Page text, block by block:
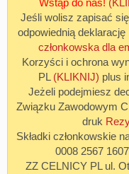
Wstąp do nas!
Jeśli wolisz zapisać
odpowiednią deklarację
członkowska dla
Korzyści i ochrona
PL (KLIKNIJ) plus
Jeżeli podejmiesz
Związku Zawodowym
druk
Składki członkowskie
0008 2567
ZZ CELNICY PL ul.